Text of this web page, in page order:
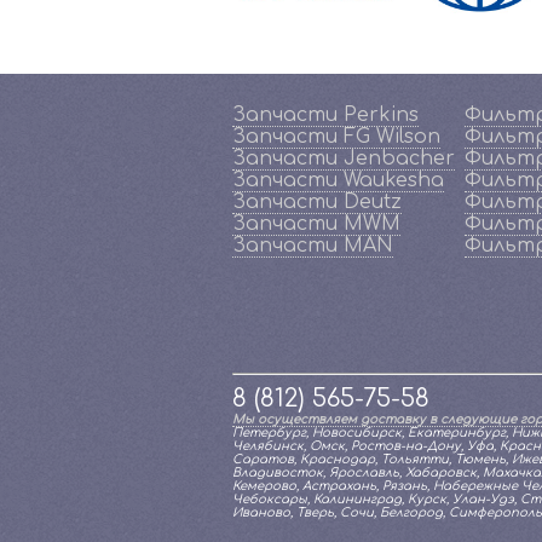
Запчасти Perkins
Запчасти FG Wilson
Запчасти Jenbacher
Запчасти Waukesha
Запчасти Deutz
Запчасти MWM
Запчасти MAN
8 (812) 565-75-58
Мы осуществляем доставку в следующие
Петербург, Новосибирск, Екатеринбург,
Челябинск, Омск, Ростов-на-Дону, Уфа,
Саратов, Краснодар, Тольятти, Тюмень,
Владивосток, Ярославль, Хабаровск,
Кемерово, Астрахань, Рязань, Набережные
Чебоксары, Калининград, Курск, Улан-Удэ,
Иваново, Тверь, Сочи, Белгород, Симферополь